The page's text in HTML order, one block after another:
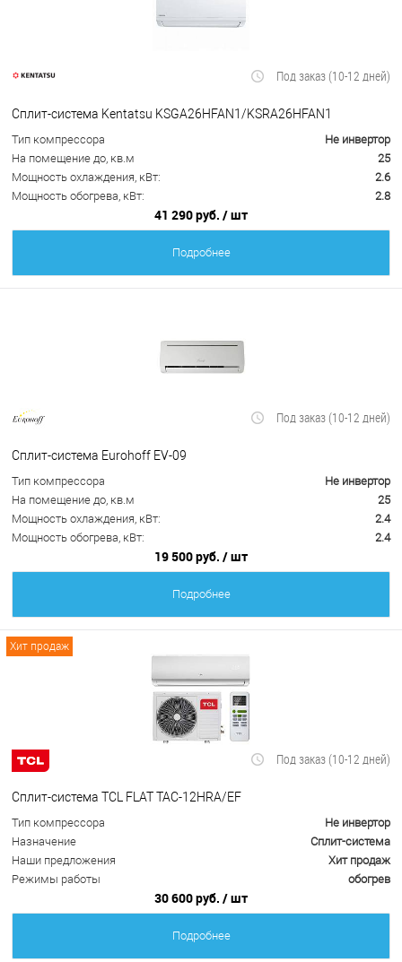
Под заказ (10-12 дней)
Сплит-система Kentatsu KSGA26HFAN1/KSRA26HFAN1
Тип компрессора
Не инвертор
На помещение до, кв.м
25
Мощность охлаждения, кВт:
2.6
Мощность обогрева, кВт:
2.8
41 290 руб. / шт
Подробнее
Под заказ (10-12 дней)
Сплит-система Eurohoff EV-09
Тип компрессора
Не инвертор
На помещение до, кв.м
25
Мощность охлаждения, кВт:
2.4
Мощность обогрева, кВт:
2.4
19 500 руб. / шт
Подробнее
Хит продаж
Под заказ (10-12 дней)
Сплит-система TCL FLAT TAC-12HRA/EF
Тип компрессора
Не инвертор
Назначение
Сплит-система
Наши предложения
Хит продаж
Режимы работы
обогрев
30 600 руб. / шт
Подробнее